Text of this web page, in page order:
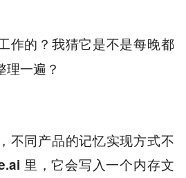
作的？我猜它是不是每晚都
理一遍？
不同产品的记忆实现方式不
里，它会写入一个内存文